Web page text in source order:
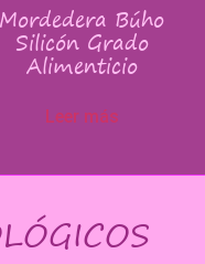
Mordedera Búho
Silicón Grado
Alimenticio
Leer más